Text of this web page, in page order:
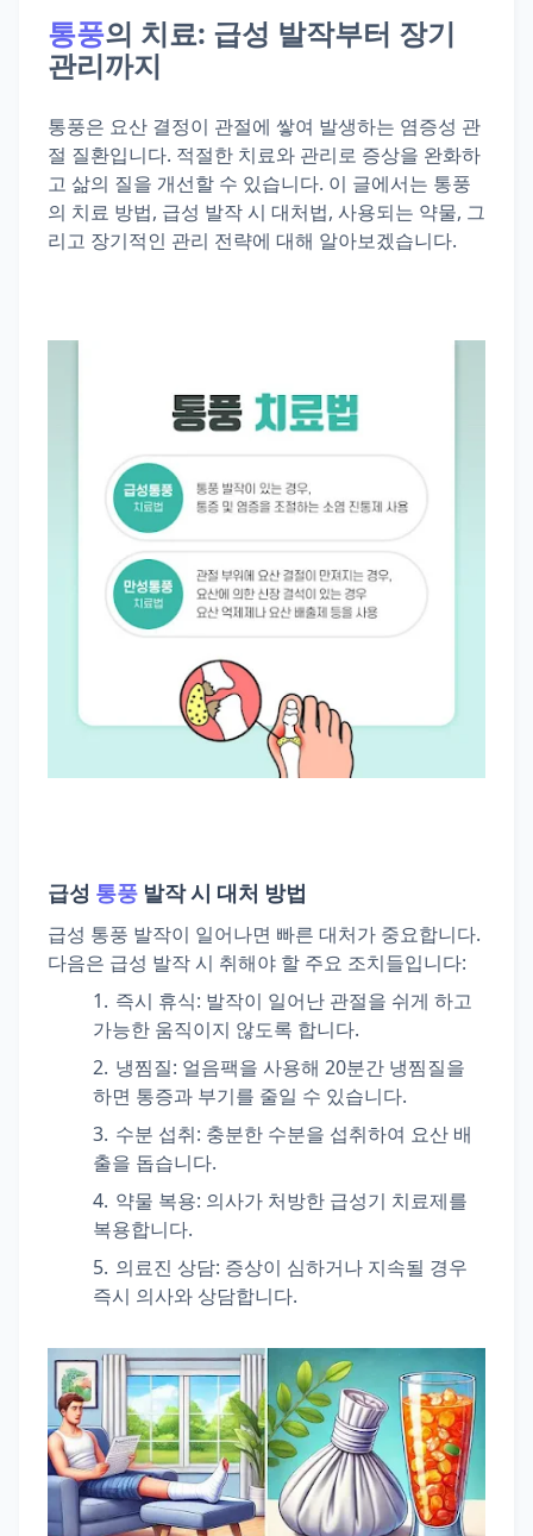
통풍의 치료: 급성 발작부터 장기
관리까지
통풍은 요산 결정이 관절에 쌓여 발생하는 염증성 관
절 질환입니다. 적절한 치료와 관리로 증상을 완화하
고 삶의 질을 개선할 수 있습니다. 이 글에서는 통풍
의 치료 방법, 급성 발작 시 대처법, 사용되는 약물, 그
리고 장기적인 관리 전략에 대해 알아보겠습니다.
급성 통풍 발작 시 대처 방법
급성 통풍 발작이 일어나면 빠른 대처가 중요합니다.
다음은 급성 발작 시 취해야 할 주요 조치들입니다:
즉시 휴식: 발작이 일어난 관절을 쉬게 하고
가능한 움직이지 않도록 합니다.
냉찜질: 얼음팩을 사용해 20분간 냉찜질을
하면 통증과 부기를 줄일 수 있습니다.
수분 섭취: 충분한 수분을 섭취하여 요산 배
출을 돕습니다.
약물 복용: 의사가 처방한 급성기 치료제를
복용합니다.
의료진 상담: 증상이 심하거나 지속될 경우
즉시 의사와 상담합니다.